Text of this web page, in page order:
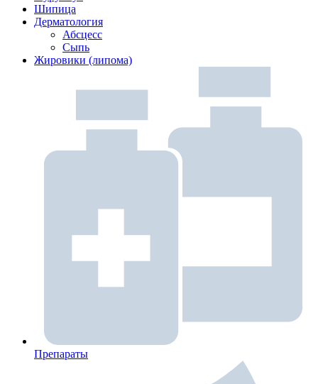
Шипица
Дерматология
Абсцесс
Сыпь
Жировики (липома)
Препараты